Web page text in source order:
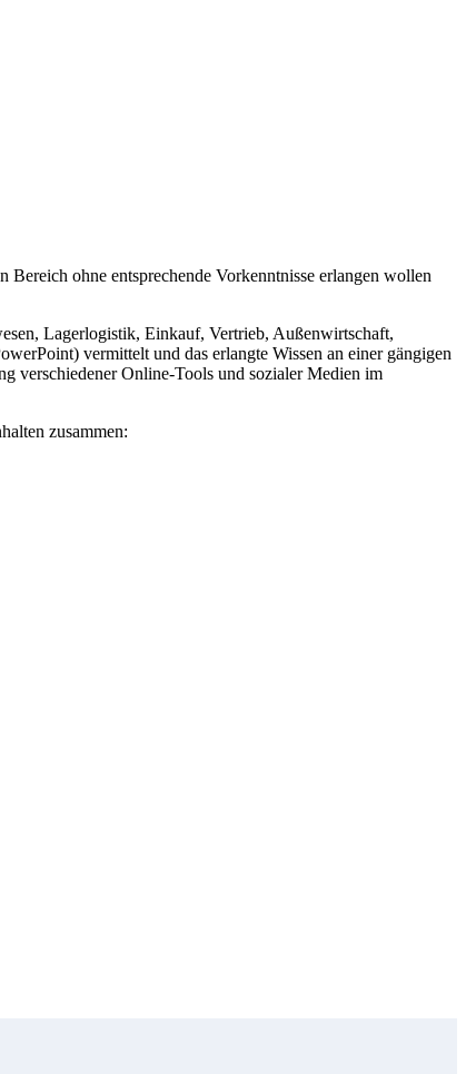
ohne entsprechende Vorkenntnisse erlangen wollen
Lagerlogistik, Einkauf, Vertrieb, Außenwirtschaft,
vermittelt und das erlangte Wissen an einer gängigen
verschiedener Online-Tools und sozialer Medien im
zusammen: